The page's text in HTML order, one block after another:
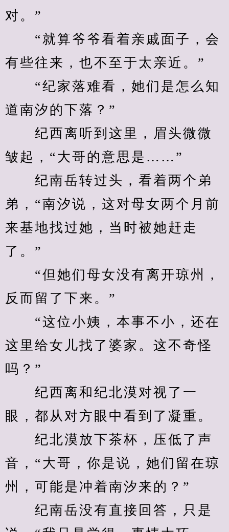
对。”
“就算爷爷看着亲戚面子，会
有些往来，也不至于太亲近。”
“纪家落难看，她们是怎么知
道南汐的下落？”
纪西离听到这里，眉头微微
皱起，“大哥的意思是……”
纪南岳转过头，看着两个弟
弟，“南汐说，这对母女两个月前
来基地找过她，当时被她赶走
了。”
“但她们母女没有离开琼州，
反而留了下来。”
“这位小姨，本事不小，还在
这里给女儿找了婆家。这不奇怪
吗？”
纪西离和纪北漠对视了一
眼，都从对方眼中看到了凝重。
纪北漠放下茶杯，压低了声
音，“大哥，你是说，她们留在琼
州，可能是冲着南汐来的？”
纪南岳没有直接回答，只是